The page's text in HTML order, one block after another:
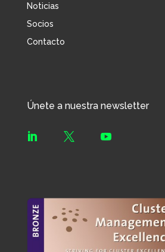
Noticias
Socios
Contacto
Únete a nuestra newsletter
  